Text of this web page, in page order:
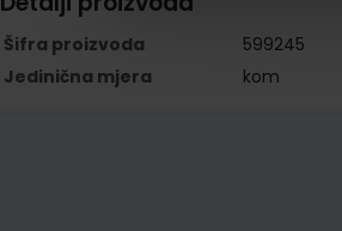
Šifra proizvoda
599245
Jedinična mjera
kom